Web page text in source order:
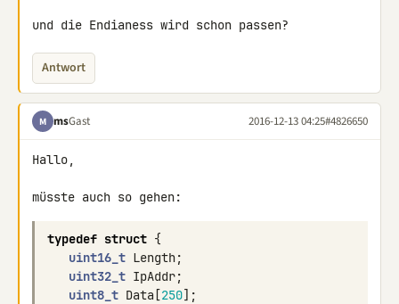
und die Endianess wird schon passen?
Antwort
M msGast 2016-12-13 04:25#4826650
Hallo,
typedef struct {
uint16_t Length;
uint32_t IpAddr;
uint8_t Data [250];